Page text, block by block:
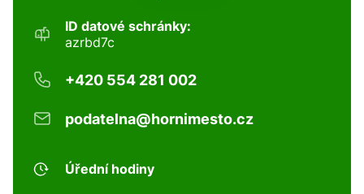
ID datové schránky:
azrbd7c
+420 554 281 002
podatelna@hornimesto.cz
Úřední hodiny